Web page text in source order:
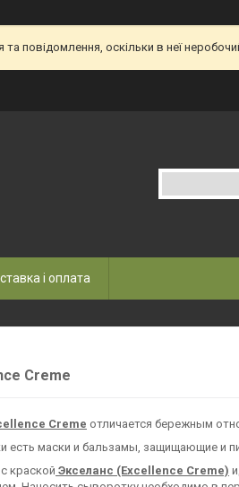
повідомлення, оскільки в неї
і оплата
Creme
Creme отличается бережным
есть маски и бальзамы, защищающие и
краской Экселанс (Excellence Creme)